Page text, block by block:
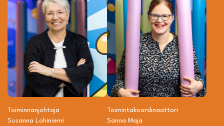
Toiminnanjohtaja
Susanna Lohiniemi
Toiminta­­koordinaattori
Sanna Maja